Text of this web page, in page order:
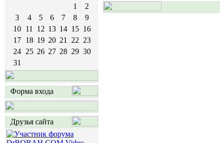
1
2
3
4 5 6 7 8
9
10 11 12 13 14 15 16
17 18 19 20 21 22 23
24 25 26 27 28 29 30
31
Форма входа
Друзья сайта